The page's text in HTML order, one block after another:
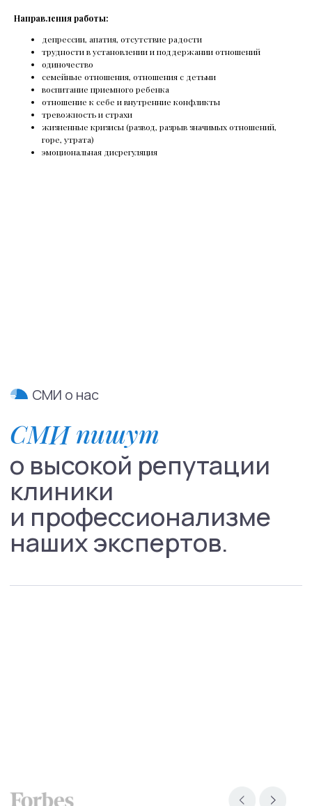
Направления работы:
депрессии, апатия, отсутствие радости
трудности в установлении и поддержании отношений
одиночество
семейные отношения, отношения с детьми
воспитание приемного ребенка
отношение к себе и внутренние конфликты
тревожность и страхи
жизненные кризисы (развод, разрыв значимых отношений,
горе, утрата)
эмоциональная дисрегуляция
Читать все статьи
их симптомы проявляются в разном возрасте.
СДВГ, почему таблетки не лечат аутизм
и не запускают речь.
Направления
Навигация